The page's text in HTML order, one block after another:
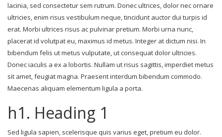
lacinia, sed consectetur sem rutrum. Donec ultrices, dolor nec ornare
ultricies, enim risus vestibulum neque, tincidunt auctor dui turpis id
erat. Morbi ultrices risus ac pulvinar pretium. Morbi urna nunc,
placerat id volutpat eu, maximus id metus. Integer at dictum nisi. In
bibendum felis ut metus vulputate, ut consequat dolor ultricies.
Donec iaculis a ex a lobortis. Nullam ut risus sagittis, imperdiet metus
sit amet, feugiat magna. Praesent interdum bibendum commodo.
Maecenas aliquam elementum ligula a porta.
h1. Heading 1
Sed ligula sapien, scelerisque quis varius eget, pretium eu dolor.